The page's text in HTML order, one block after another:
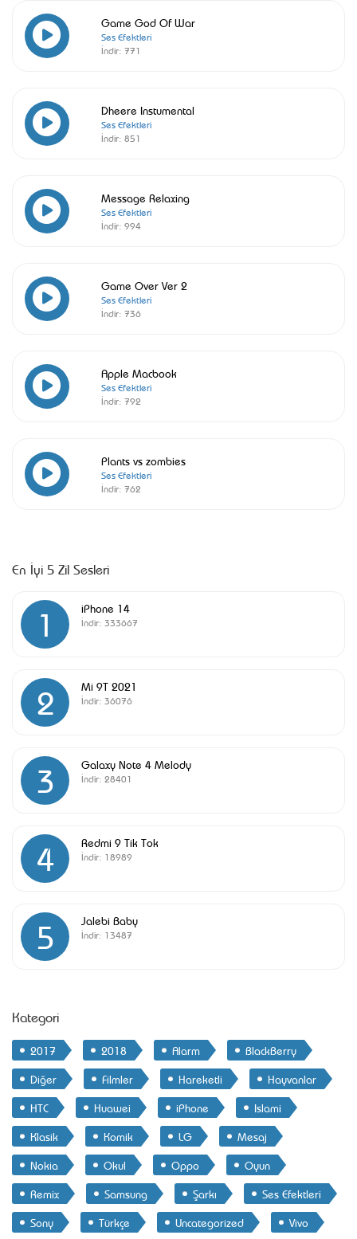
Game God Of War
Ses Efektleri
İndir: 771
Dheere Instumental
Ses Efektleri
İndir: 851
Message Relaxing
Ses Efektleri
İndir: 994
Game Over Ver 2
Ses Efektleri
İndir: 736
Apple Macbook
Ses Efektleri
İndir: 792
Plants vs zombies
Ses Efektleri
İndir: 762
En İyi 5 Zil Sesleri
1 iPhone 14
İndir: 333667
2 Mi 9T 2021
İndir: 36076
3 Galaxy Note 4 Melody
İndir: 28401
4 Redmi 9 Tik Tok
İndir: 18989
5 Jalebi Baby
İndir: 13487
Kategori
2017 2018 Alarm
BlackBerry
Diğer
Filmler Hareketli
Hayvanlar
HTC
Huawei iPhone
Islami
Klasik
Komik LG
Mesaj
Nokia
Okul Oppo
Oyun
Remix
Samsung Şarkı
Ses Efektleri
Sony
Türkçe Uncategorized Vivo